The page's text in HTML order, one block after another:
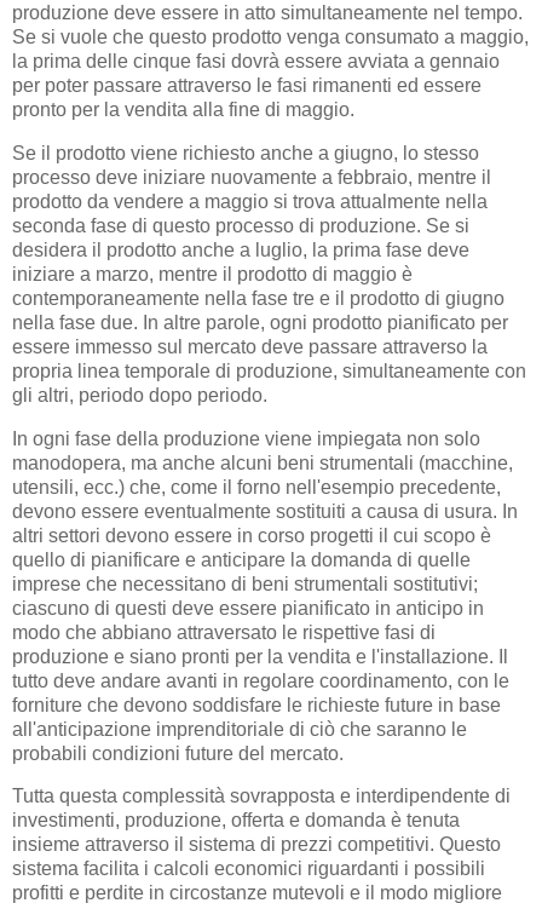
produzione deve essere in atto simultaneamente nel tempo.
Se si vuole che questo prodotto venga consumato a maggio,
la prima delle cinque fasi dovrà essere avviata a gennaio
per poter passare attraverso le fasi rimanenti ed essere
pronto per la vendita alla fine di maggio.
Se il prodotto viene richiesto anche a giugno, lo stesso
processo deve iniziare nuovamente a febbraio, mentre il
prodotto da vendere a maggio si trova attualmente nella
seconda fase di questo processo di produzione. Se si
desidera il prodotto anche a luglio, la prima fase deve
iniziare a marzo, mentre il prodotto di maggio è
contemporaneamente nella fase tre e il prodotto di giugno
nella fase due. In altre parole, ogni prodotto pianificato per
essere immesso sul mercato deve passare attraverso la
propria linea temporale di produzione, simultaneamente con
gli altri, periodo dopo periodo.
In ogni fase della produzione viene impiegata non solo
manodopera, ma anche alcuni beni strumentali (macchine,
utensili, ecc.) che, come il forno nell'esempio precedente,
devono essere eventualmente sostituiti a causa di usura. In
altri settori devono essere in corso progetti il ​​cui scopo è
quello di pianificare e anticipare la domanda di quelle
imprese che necessitano di beni strumentali sostitutivi;
ciascuno di questi deve essere pianificato in anticipo in
modo che abbiano attraversato le rispettive fasi di
produzione e siano pronti per la vendita e l'installazione. Il
tutto deve andare avanti in regolare coordinamento, con le
forniture che devono soddisfare le richieste future in base
all'anticipazione imprenditoriale di ciò che saranno le
probabili condizioni future del mercato.
Tutta questa complessità sovrapposta e interdipendente di
investimenti, produzione, offerta e domanda è tenuta
insieme attraverso il sistema di prezzi competitivi. Questo
sistema facilita i calcoli economici riguardanti i possibili
profitti e perdite in circostanze mutevoli e il modo migliore